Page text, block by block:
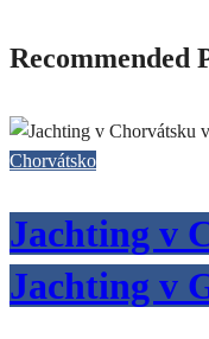
Recommended
Chorvátsko
Jachting v
Jachting v